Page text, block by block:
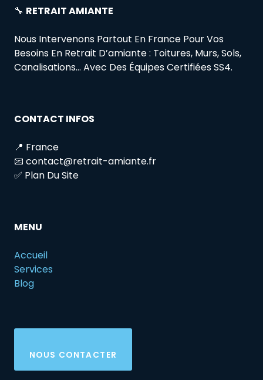
🔧 RETRAIT AMIANTE
Nous Intervenons Partout En France Pour Vos
Besoins En Retrait D’amiante : Toitures, Murs, Sols,
Canalisations… Avec Des Équipes Certifiées SS4.
CONTACT INFOS
📍 France
📧 contact@retrait-amiante.fr
✅ Plan Du Site
MENU
Accueil
Services
Blog
NOUS CONTACTER